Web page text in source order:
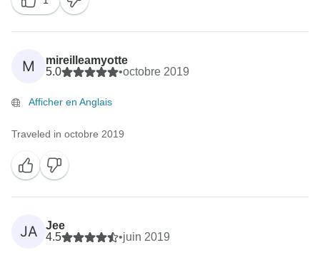
avez apprécié votre aventure. Nous avons été
particulièrement heureux d'entendre vos
commentaires sur votre guide et votre hôtel et nous
les avons partagés avec notre équipe locale. Merci
M
mireilleamyotte
5.0
•octobre 2019
Afficher en Anglais
Traveled in octobre 2019
JA
Jee
4.5
•juin 2019